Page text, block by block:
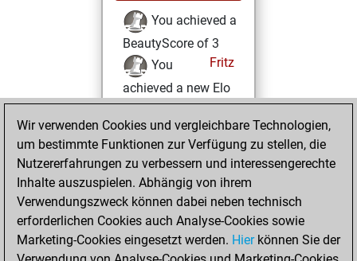
You achieved a
BeautyScore of 3
Fritz
You
achieved a new Elo
of 1588
Donnerstag, März
31, 2022
You created
your Fritz account
Fritz
Montag,
Wir verwenden Cookies und vergleichbare Technologien,
um bestimmte Funktionen zur Verfügung zu stellen, die
Nutzererfahrungen zu verbessern und interessengerechte
Inhalte auszuspielen. Abhängig von ihrem
Verwendungszweck können dabei neben technisch
erforderlichen Cookies auch Analyse-Cookies sowie
Marketing-Cookies eingesetzt werden. Hierkönnen Sie der